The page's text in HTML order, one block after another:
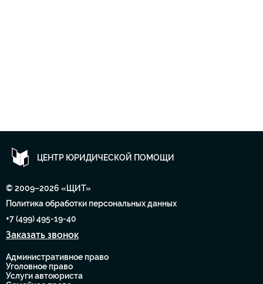
ЦЕНТР ЮРИДИЧЕСКОЙ ПОМОЩИ
© 2009–2026 «ЩИТ»
Политика обработки персональных данных
+7 (499) 495-19-40
Заказать звонок
Административное право
Уголовное право
Услуги автоюриста